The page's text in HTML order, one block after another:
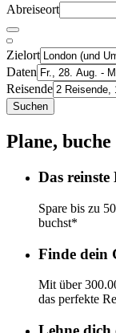
Abreiseort
Zielort
Daten
Reisende
Suchen
Plane,
Das reinste
Spare bis zu
buchst*
Finde dein
Mit über
das perfekte